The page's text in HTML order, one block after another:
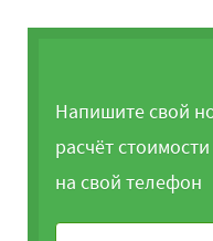
Напишите свой
расчёт
на свой телефон